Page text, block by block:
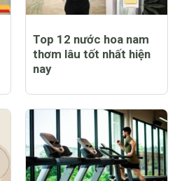
Top 12 nước hoa nam
thơm lâu tốt nhất hiện
nay